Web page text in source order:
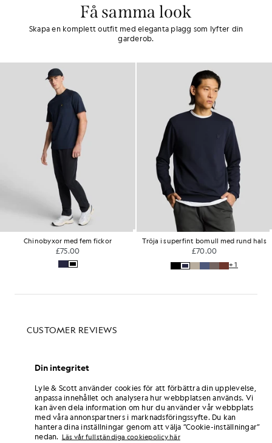
Få samma look
Skapa en komplett outfit med eleganta plagg som lyfter din
garderob.
Chinobyxor med fem fickor
£75.00
Tröja i superfint bomull med rund hals
£70.00
+1
Din integritet
Lyle & Scott använder cookies för att förbättra din upplevelse,
anpassa innehållet och analysera hur webbplatsen används. Vi
kan även dela information om hur du använder vår webbplats
med våra annonspartners i marknadsföringssyfte. Du kan
hantera dina inställningar genom att välja ”Cookie-inställningar”
nedan. Läs vår fullständiga cookiepolicy här